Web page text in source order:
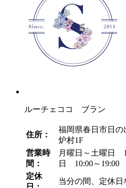
ルーチェココ ブラン
住所：
福岡県春日市日の
炉村1F
営業時
間：
月曜日～土曜日
日 10:00～19:00
定休
当分の間、定休日